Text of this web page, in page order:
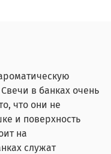
Свечи в банках очень
что они не
и поверхность
на
служат